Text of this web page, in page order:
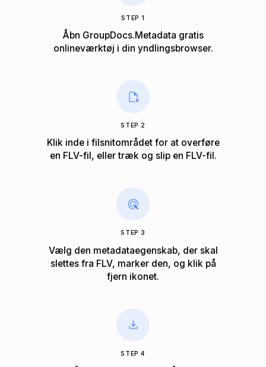
STEP 1
Åbn GroupDocs.Metadata gratis
onlineværktøj i din yndlingsbrowser.
STEP 2
Klik inde i filsnitområdet for at overføre
en FLV-fil, eller træk og slip en FLV-fil.
STEP 3
Vælg den metadataegenskab, der skal
slettes fra FLV, marker den, og klik på
fjern ikonet.
STEP 4